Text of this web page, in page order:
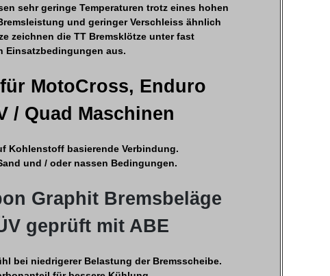
sehr geringe Temperaturen trotz eines hohen
und geringer Verschleiss ähnlich
zeichnen die TT Bremsklötze unter fast
Einsatzbedingungen aus.
MotoCross, Enduro
/ Quad Maschinen
Kohlenstoff basierende Verbindung.
und / oder nassen Bedingungen.
Graphit Bremsbeläge
geprüft mit ABE
bei niedrigerer Belastung der Bremsscheibe.